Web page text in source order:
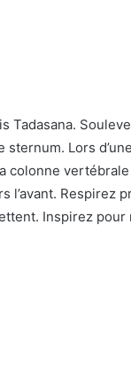
Tadasana.
Lors
colonne
l’avant. Respirez
Inspirez pour